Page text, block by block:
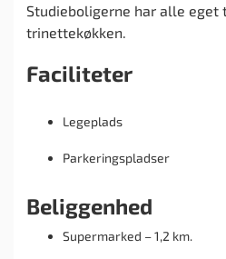
Studieboligerne har alle eget
trinettekøkken.
Faciliteter
Legeplads
Parkeringspladser
Beliggenhed
Supermarked – 1,2 km.